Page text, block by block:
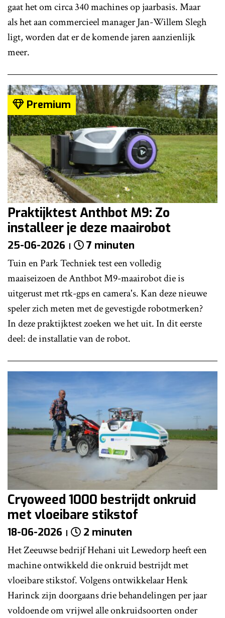
gaat het om circa 340 machines op jaarbasis. Maar
als het aan commercieel manager Jan-Willem Slegh
ligt, worden dat er de komende jaren aanzienlijk
meer.
Premium
Praktijktest Anthbot M9: Zo
installeer je deze maairobot
25-06-2026 7 minuten
Tuin en Park Techniek test een volledig
maaiseizoen de Anthbot M9-maairobot die is
uitgerust met rtk-gps en camera's. Kan deze nieuwe
speler zich meten met de gevestigde robotmerken?
In deze praktijktest zoeken we het uit. In dit eerste
deel: de installatie van de robot.
Cryoweed 1000 bestrijdt onkruid
met vloeibare stikstof
18-06-2026 2 minuten
Het Zeeuwse bedrijf Hehani uit Lewedorp heeft een
machine ontwikkeld die onkruid bestrijdt met
vloeibare stikstof. Volgens ontwikkelaar Henk
Harinck zijn doorgaans drie behandelingen per jaar
voldoende om vrijwel alle onkruidsoorten onder